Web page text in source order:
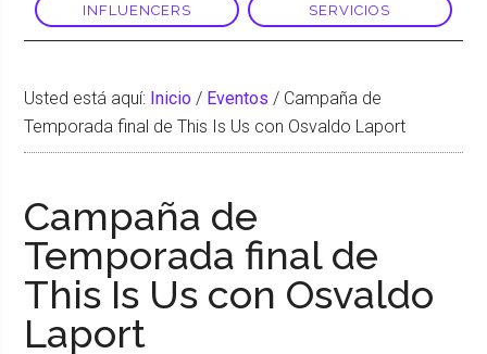
INFLUENCERS SERVICIOS
Usted está aquí: Inicio / Eventos / Campaña de
Temporada final de This Is Us con Osvaldo Laport
Campaña de
Temporada final de
This Is Us con Osvaldo
Laport